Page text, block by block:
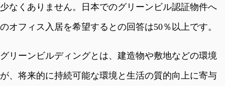
少なくありません。日本でのグリーンビル認証物件へ
のオフィス入居を希望するとの回答は50％以上です。
グリーンビルディングとは、建造物や敷地などの環境
が、将来的に持続可能な環境と生活の質的向上に寄与